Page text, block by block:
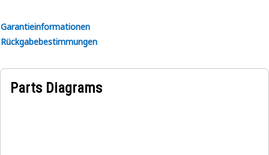
Garantieinformationen
Rückgabebestimmungen
Parts Diagrams